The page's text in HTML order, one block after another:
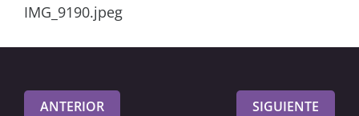
IMG_9190.jpeg
ANTERIOR SIGUIENTE